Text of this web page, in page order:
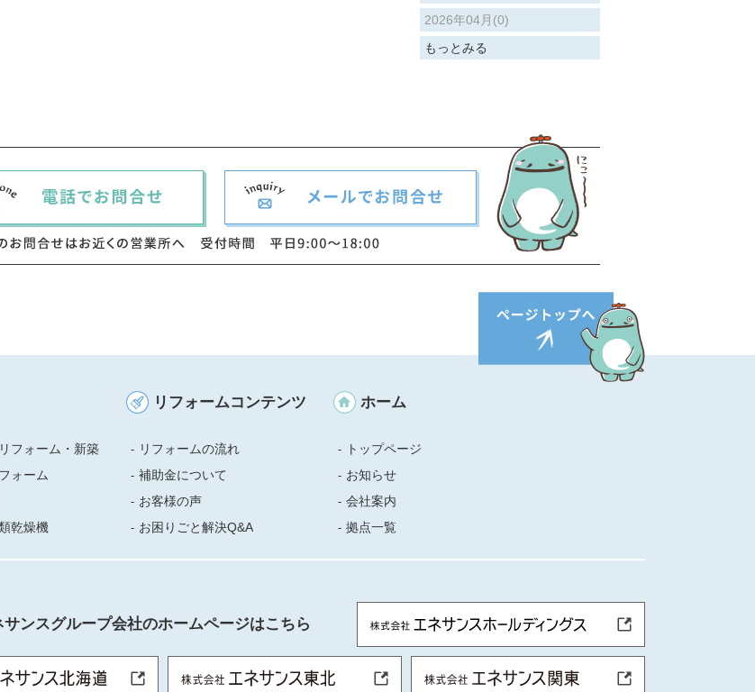
2026年04月(0)
もっとみる
フォーム・新築
ォーム
乾燥機
リフォームコンテンツ
リフォームの流れ
補助金について
お客様の声
お困りごと解決Q&A
ホーム
トップページ
お知らせ
会社案内
拠点一覧
サンスグループ会社のホームページはこちら